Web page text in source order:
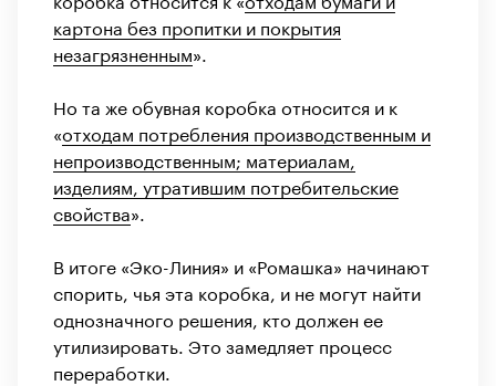
картона без пропитки и покрытия
незагрязненным».
Но та же обувная коробка относится и к
«отходам потребления производственным и
непроизводственным; материалам,
изделиям, утратившим потребительские
свойства».
В итоге «Эко-Линия» и «Ромашка» начинают
спорить, чья эта коробка, и не могут найти
однозначного решения, кто должен ее
утилизировать. Это замедляет процесс
переработки.